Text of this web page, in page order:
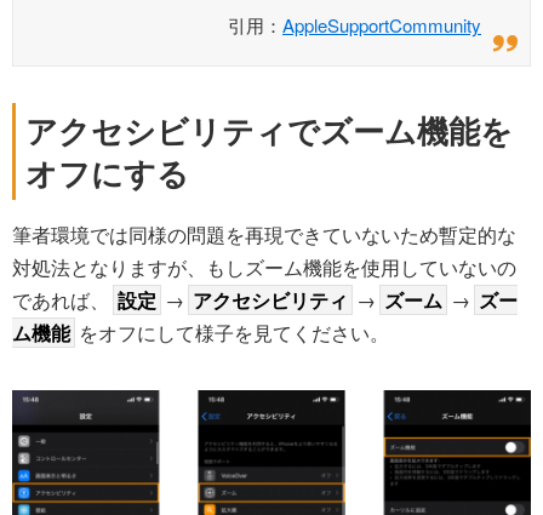
引用： AppleSupportCommunity
アクセシビリティでズーム機能を
オフにする
筆者環境では同様の問題を再現できていないため暫定的な
対処法となりますが、もしズーム機能を使用していないの
であれば、
設定 → アクセシビリティ → ズーム → ズー
ム機能 をオフにして様子を見てください。